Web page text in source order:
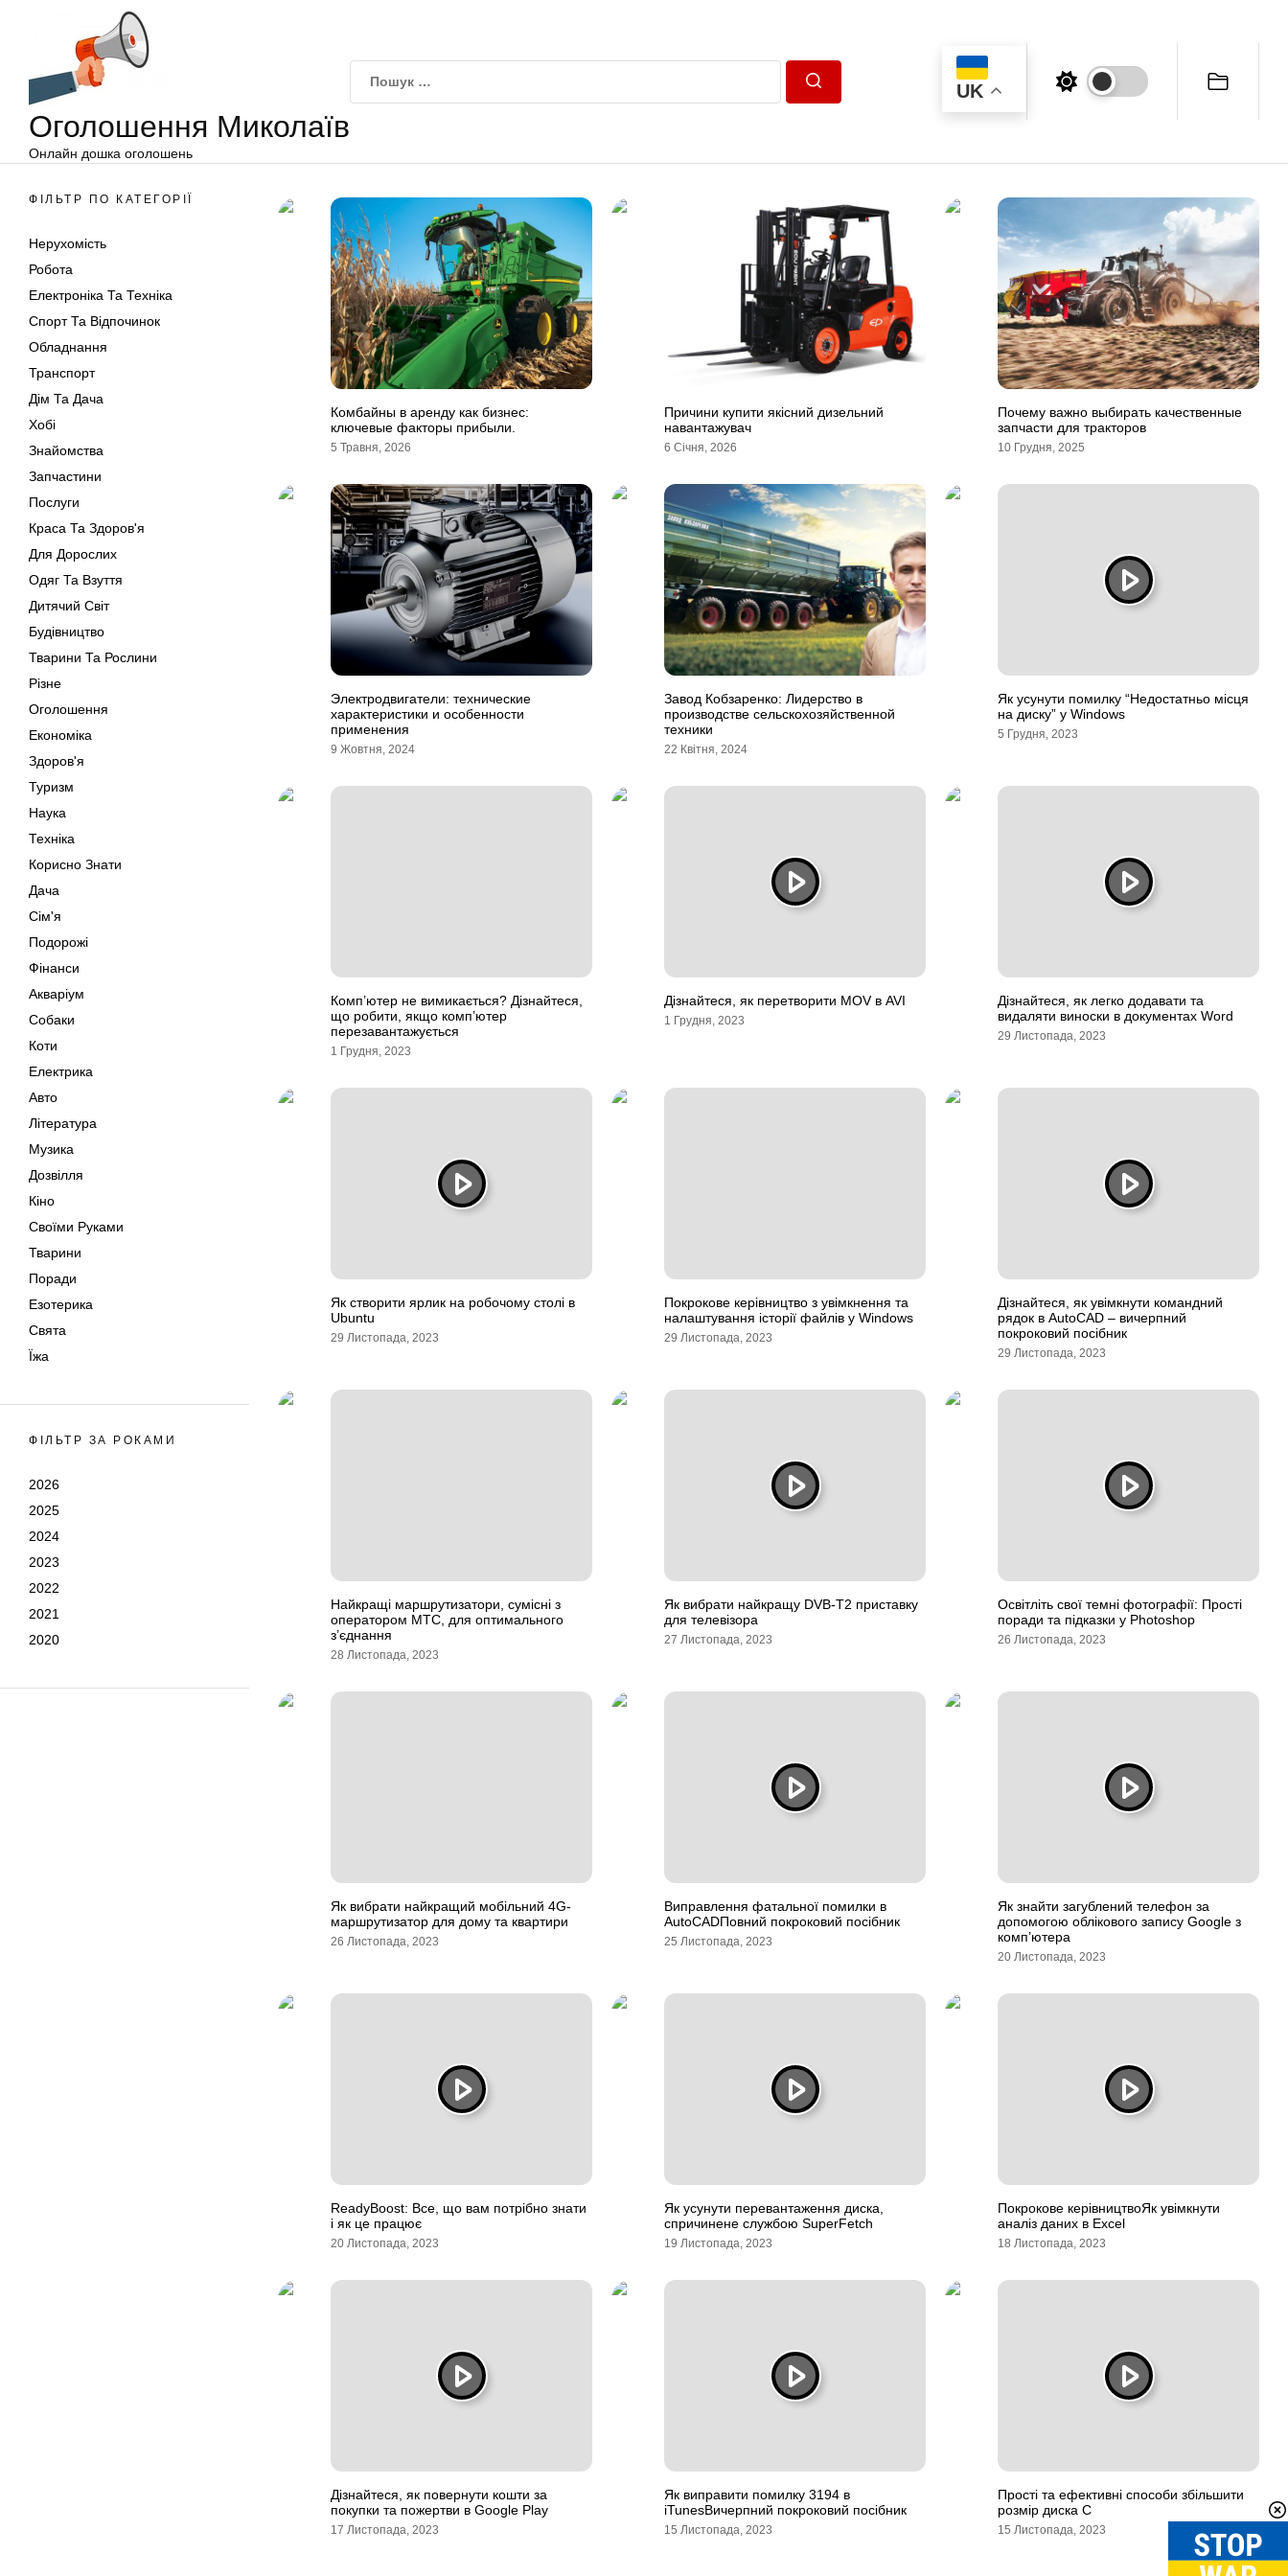
Оголошення Миколаїв
Онлайн дошка оголошень
UK
ФІЛЬТР ПО КАТЕГОРІЇ
Нерухомість
Робота
Електроніка Та Техніка
Спорт Та Відпочинок
Обладнання
Транспорт
Дім Та Дача
Хобі
Знайомства
Запчастини
Послуги
Краса Та Здоров'я
Для Дорослих
Одяг Та Взуття
Дитячий Світ
Будівництво
Тварини Та Рослини
Різне
Оголошення
Економіка
Здоров'я
Туризм
Наука
Техніка
Корисно Знати
Дача
Сім'я
Подорожі
Фінанси
Акваріум
Собаки
Коти
Електрика
Авто
Література
Музика
Дозвілля
Кіно
Своїми Руками
Тварини
Поради
Езотерика
Свята
Їжа
ФІЛЬТР ЗА РОКАМИ
2026
2025
2024
2023
2022
2021
2020
Комбайны в аренду как бизнес:
ключевые факторы прибыли.
5 Травня, 2026
Причини купити якісний дизельний
навантажувач
6 Січня, 2026
Почему важно выбирать качественные
запчасти для тракторов
10 Грудня, 2025
Электродвигатели: технические
характеристики и особенности
применения
9 Жовтня, 2024
Завод Кобзаренко: Лидерство в
производстве сельскохозяйственной
техники
22 Квітня, 2024
Як усунути помилку “Недостатньо місця
на диску” у Windows
5 Грудня, 2023
Комп’ютер не вимикається? Дізнайтеся,
що робити, якщо комп’ютер
перезавантажується
1 Грудня, 2023
Дізнайтеся, як перетворити MOV в AVI
1 Грудня, 2023
Дізнайтеся, як легко додавати та
видаляти виноски в документах Word
29 Листопада, 2023
Як створити ярлик на робочому столі в
Ubuntu
29 Листопада, 2023
Покрокове керівництво з увімкнення та
налаштування історії файлів у Windows
29 Листопада, 2023
Дізнайтеся, як увімкнути командний
рядок в AutoCAD – вичерпний
покроковий посібник
29 Листопада, 2023
Найкращі маршрутизатори, сумісні з
оператором МТС, для оптимального
з’єднання
28 Листопада, 2023
Як вибрати найкращу DVB-T2 приставку
для телевізора
27 Листопада, 2023
Освітліть свої темні фотографії: Прості
поради та підказки у Photoshop
26 Листопада, 2023
Як вибрати найкращий мобільний 4G-
маршрутизатор для дому та квартири
26 Листопада, 2023
Виправлення фатальної помилки в
AutoCADПовний покроковий посібник
25 Листопада, 2023
Як знайти загублений телефон за
допомогою облікового запису Google з
комп’ютера
20 Листопада, 2023
ReadyBoost: Все, що вам потрібно знати
і як це працює
20 Листопада, 2023
Як усунути перевантаження диска,
спричинене службою SuperFetch
19 Листопада, 2023
Покрокове керівництвоЯк увімкнути
аналіз даних в Excel
18 Листопада, 2023
Дізнайтеся, як повернути кошти за
покупки та пожертви в Google Play
17 Листопада, 2023
Як виправити помилку 3194 в
iTunesВичерпний покроковий посібник
15 Листопада, 2023
Прості та ефективні способи збільшити
розмір диска C
15 Листопада, 2023